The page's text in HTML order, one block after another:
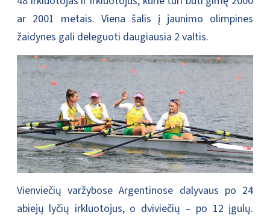
ar 2001 metais. Viena šalis į jaunimo olimpines
žaidynes gali deleguoti daugiausia 2 valtis.
Vienviečių varžybose Argentinose dalyvaus po 24
abiejų lyčių irkluotojus, o dviviečių – po 12 įgulų.